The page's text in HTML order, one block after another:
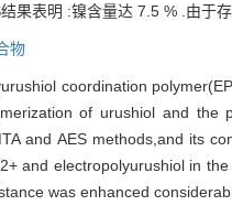
果表明 :镍含量达 7.5 % .由于
物
coordination
of urushiol and
and AES methods,and its
and electropolyurushiol in
was enhanced